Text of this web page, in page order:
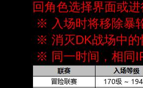
回角色选择界面或
※ 入场时将移除暴
※ 消灭DK战场中的
※ 同一时间，相同